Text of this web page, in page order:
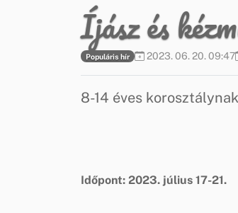
Íjász és
Populáris hír 2023. 06. 20. 09:47
8-14 éves
Időpont: 2023. július 17-21.